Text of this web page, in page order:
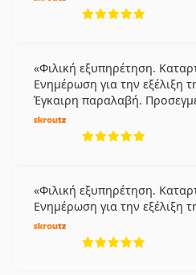
Φιλική εξυπηρέτηση.
Ενημέρωση για την εξέλιξη
Έγκαιρη παραλαβή.
Φιλική εξυπηρέτηση.
Ενημέρωση για την εξέλιξη